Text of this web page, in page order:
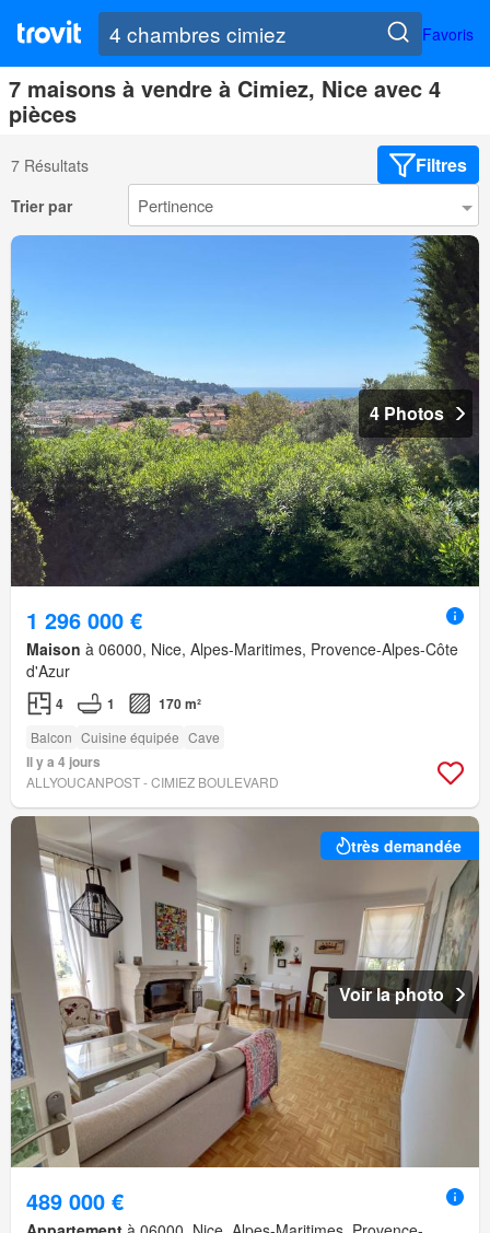
Favoris
7 maisons à vendre à Cimiez, Nice avec 4
pièces
7 Résultats Filtres
Trier par
4 Photos
1 296 000 €
Maison à 06000, Nice, Alpes-Maritimes, Provence-Alpes-Côte
d'Azur
4 1 170 m²
Balcon Cuisine équipée Cave
Il y a 4 jours
ALLYOUCANPOST - CIMIEZ BOULEVARD
très demandée
Voir la photo
489 000 €